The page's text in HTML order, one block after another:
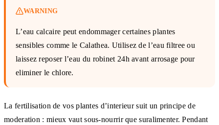
WARNING
L’eau calcaire peut endommager certaines plantes
sensibles comme le Calathea. Utilisez de l’eau filtree ou
laissez reposer l’eau du robinet 24h avant arrosage pour
eliminer le chlore.
La fertilisation de vos plantes d’interieur suit un principe de
moderation : mieux vaut sous-nourrir que suralimenter. Pendant